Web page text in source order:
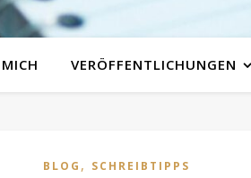
VERÖFFENTLICHUNGEN
BLOG , SCHREIBTIPPS